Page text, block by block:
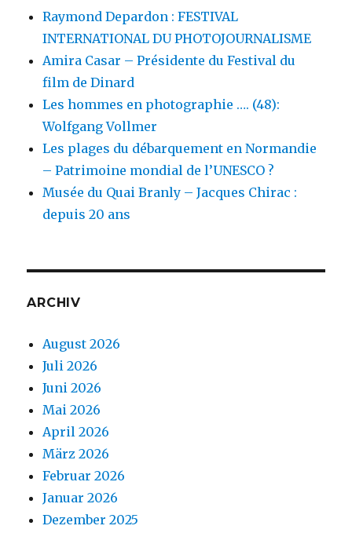
Raymond Depardon : FESTIVAL
INTERNATIONAL DU PHOTOJOURNALISME
Amira Casar – Présidente du Festival du
film de Dinard
Les hommes en photographie …. (48):
Wolfgang Vollmer
Les plages du débarquement en Normandie
– Patrimoine mondial de l’UNESCO ?
Musée du Quai Branly – Jacques Chirac :
depuis 20 ans
ARCHIV
August 2026
Juli 2026
Juni 2026
Mai 2026
April 2026
März 2026
Februar 2026
Januar 2026
Dezember 2025